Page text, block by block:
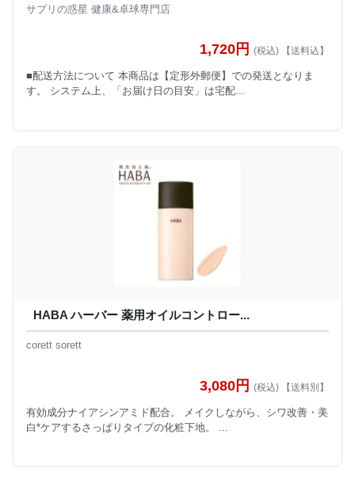
サプリの惑星 健康&卓球専門店
1,720円 (税込) 【送料込】
■配送方法について 本商品は【定形外郵便】での発送となりま
す。 システム上、「お届け日の目安」は宅配...
HABA ハーバー 薬用オイルコントロー...
corett sorett
3,080円 (税込) 【送料別】
有効成分ナイアシンアミド配合。 メイクしながら、シワ改善・美
白*ケアするさっぱりタイプの化粧下地。 ...